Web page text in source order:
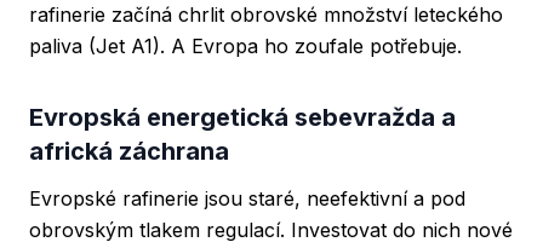
rafinerie začíná chrlit obrovské množství leteckého
paliva (Jet A1). A Evropa ho zoufale potřebuje.
Evropská energetická sebevražda a
africká záchrana
Evropské rafinerie jsou staré, neefektivní a pod
obrovským tlakem regulací. Investovat do nich nové